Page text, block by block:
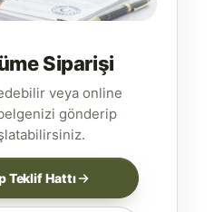
Siparişi
veya online
gönderip
Teklif Hattı